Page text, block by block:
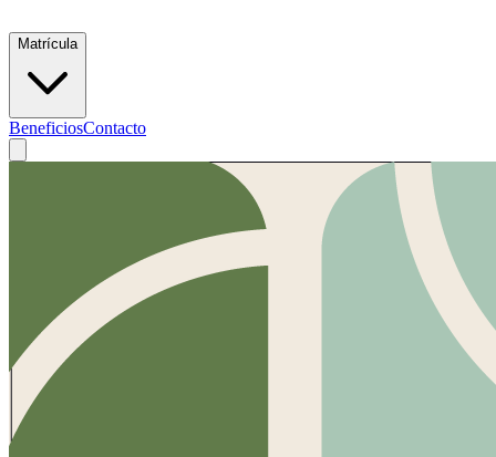
Matrícula
BeneficiosContacto